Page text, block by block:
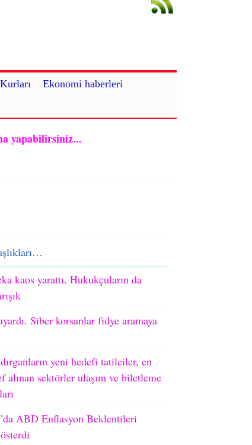
Ekonomi haberleri
yapabilirsiniz...
kaos yarattı. Hukukçuların da
Siber korsanlar fidye aramaya
yeni hedefi tatilciler, en
alınan sektörler ulaşım ve biletleme
ABD Enflasyon Beklentileri